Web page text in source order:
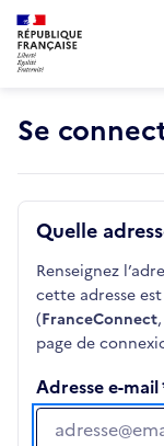
Aller au menu principal
Se
Quelle
Renseignez
cette adresse
(FranceConnect,
page de
Adresse e-mail
Adresse e-mail
Retour au début de
Panneau de